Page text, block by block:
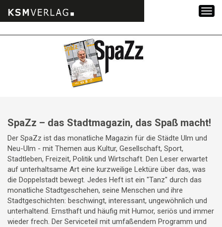
SpaZz – das Stadtmagazin, das Spaß macht!
Der SpaZz ist das monatliche Magazin für die Städte Ulm und
Neu-Ulm - mit Themen aus Kultur, Gesellschaft, Sport,
Stadtleben, Freizeit, Politik und Wirtschaft. Den Leser erwartet
auf unterhaltsame Art eine kurzweilige Lektüre über das, was
die Doppelstadt bewegt. Jedes Heft ist ein "Tanz" durch das
monatliche Stadtgeschehen, seine Menschen und ihre
Stadtgeschichten: beschwingt, interessant, ungewöhnlich und
unterhaltend. Ernsthaft und häufig mit Humor, seriös und immer
wieder frech. Der Serviceteil mit umfaßendem Programm und